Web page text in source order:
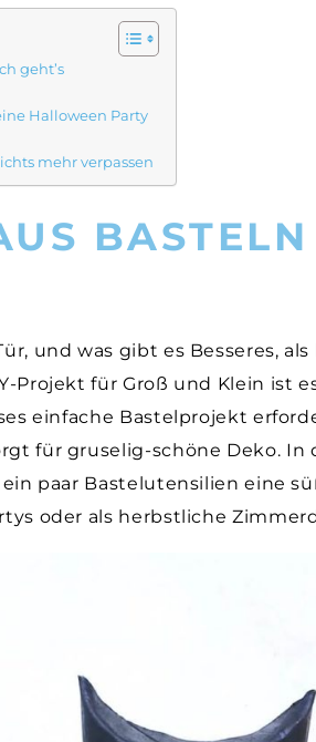
geht’s
Halloween Party
mehr verpassen
und was gibt es Besseres,
Projekt für Groß und Klein ist
einfache Bastelprojekt
für gruselig-schöne Deko. In
paar Bastelutensilien eine
oder als herbstliche